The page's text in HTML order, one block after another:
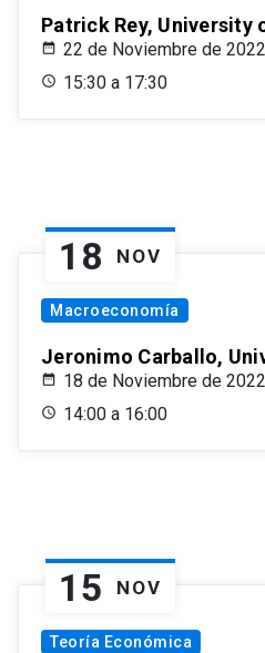
Patrick Rey, University
22 de Noviembre de 2022
15:30 a 17:30
18 NOV
Macroeconomía
Jeronimo Carballo,
18 de Noviembre de 2022
14:00 a 16:00
15 NOV
Teoría Económica